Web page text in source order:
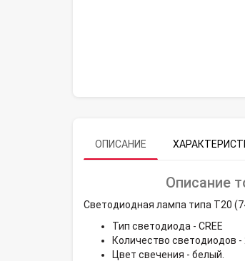
ОПИСАНИЕ
Описание
Светодиодная лампа типа Т20
Тип светодиода - CREE
Количество светодиодов -
Цвет свечения - белый.